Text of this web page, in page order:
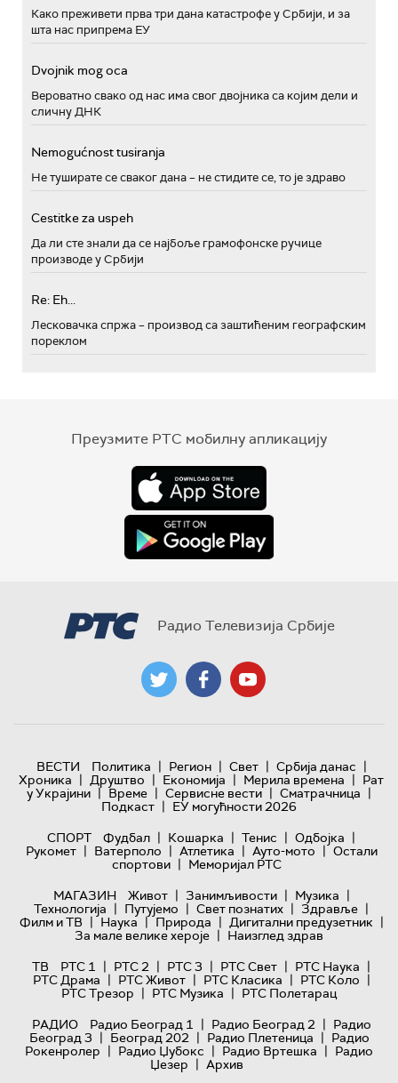
Како преживети прва три дана катастрофе у Србији, и за
шта нас припрема ЕУ
Dvojnik mog oca
Вероватно свако од нас има свог двојника са којим дели и
сличну ДНК
Nemogućnost tusiranja
Не туширате се сваког дана – не стидите се, то је здраво
Cestitke za uspeh
Да ли сте знали да се најбоље грамофонске ручице
производе у Србији
Re: Eh...
Лесковачка спржа – производ са заштићеним географским
пореклом
Преузмите РТС мобилну апликацију
Радио Телевизија Србије
ВЕСТИ Политика | Регион | Свет | Србија данас |
Хроника | Друштво | Економија | Мерила времена | Рат
у Украјини | Време | Сервисне вести | Сматрачница |
Подкаст | ЕУ могућности 2026
СПОРТ
Фудбал | Кошарка | Тенис | Одбојка |
Рукомет | Ватерполо | Атлетика | Ауто-мото | Остали
спортови | Меморијал РТС
МАГАЗИН
Живот | Занимљивости | Музика |
Технологијa | Путујемо | Свет познатих | Здравље |
Филм и ТВ | Наука | Природа | Дигитални предузетник |
За мале велике хероје | Наизглед здрав
ТВ
РТС 1 | РТС 2 | РТС 3 | РТС Свет | РТС Наука |
РТС Драма | РТС Живот | РТС Класика | РТС Коло |
РТС Трезор | РТС Музика | РТС Полетарац
РАДИО
Радио Београд 1 | Радио Београд 2 | Радио
Београд 3 | Београд 202 | Радио Плетеница | Радио
Рокенролер | Радио Џубокс | Радио Вртешка | Радио
Џезер | Архив